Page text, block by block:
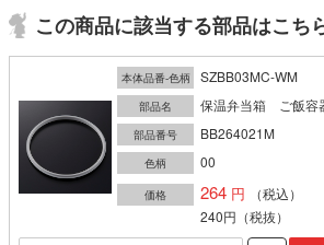
この商品に該当する部品はこち
本体品番-色柄 SZBB03MC-WM
部品名 保温弁当箱 ご飯容
部品番号 BB264021M
色柄 00
価格 264
（税込）
240円 （税抜）